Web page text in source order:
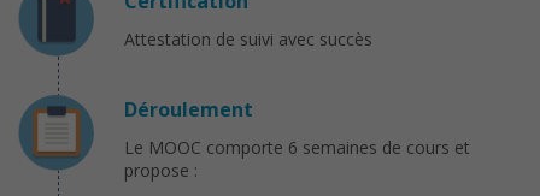
Attestation de suivi avec succès
Déroulement
Le MOOC comporte 6 semaines de cours et
propose :